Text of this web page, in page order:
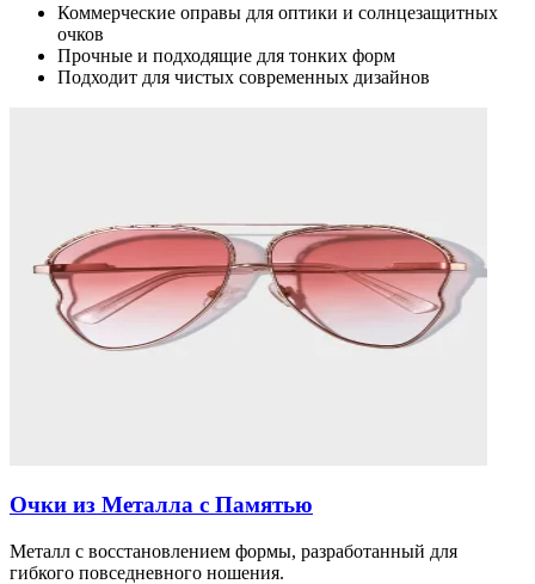
Коммерческие оправы для оптики и солнцезащитных
очков
Прочные и подходящие для тонких форм
Подходит для чистых современных дизайнов
Очки из Металла с Памятью
Металл с восстановлением формы, разработанный для
гибкого повседневного ношения.